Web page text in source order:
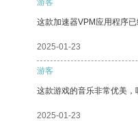
游客
这款加速器VPM应用程序
2025-01-23
游客
这款游戏的音乐非常优美，
2025-01-23